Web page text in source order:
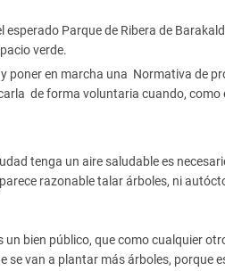
Parque de Ribera de
verde.
poner en marcha una Normativa de
de forma voluntaria cuando, como
tenga un aire saludable es
razonable talar árboles, ni
bien público, que como cualquier
van a plantar más árboles, porque